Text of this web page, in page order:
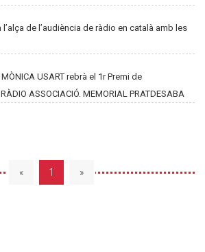
de l’audiència de ràdio en català amb les
USART rebrà el 1r Premi de
ASSOCIACIÓ. MEMORIAL PRATDESABA
« 1 »